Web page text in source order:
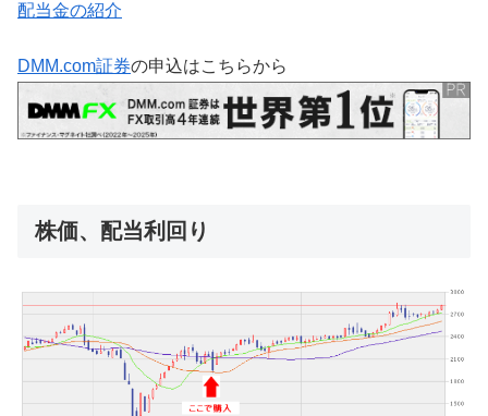
配当金の紹介
DMM.com証券の申込はこちらから
株価、配当利回り